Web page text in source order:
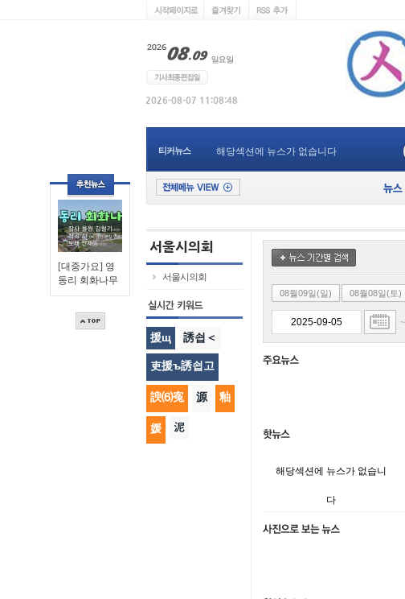
[대중가요] 영
동리 회화나무
티커뉴스 해당섹션에 뉴스가 없습니다
서울시의회
援щ 誘쇱＜
吏援ъ誘쇱고
諛⑹寃 源 釉
媛 泥
08월09일(일) 08월08일(토)
~
해당섹션에 뉴스가 없습니
다